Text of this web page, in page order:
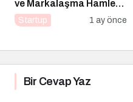
ve Markalaşma Hamlesi:
Projelerin Başına Mürsel
Startup 1 ay önce
Bir Cevap Yaz